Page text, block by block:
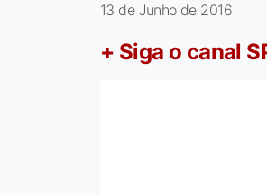
13 de Junho de 2016
+ Siga o canal